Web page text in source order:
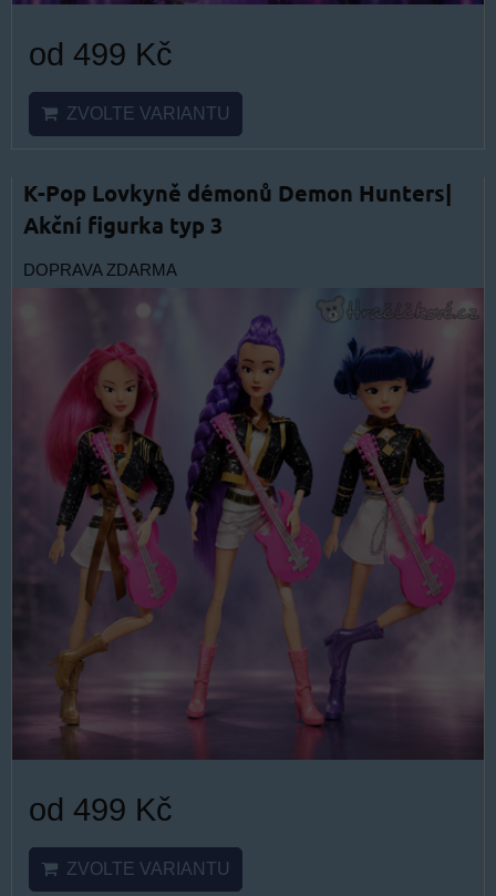
od 499 Kč
ZVOLTE VARIANTU
K-Pop Lovkyně démonů Demon Hunters|
Akční figurka typ 3
DOPRAVA ZDARMA
od 499 Kč
ZVOLTE VARIANTU